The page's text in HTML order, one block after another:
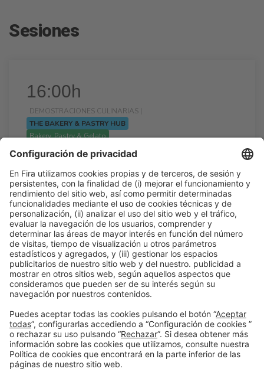
Sesiones
16:00h
DEMOSTRACIONES CULINARIAS |
THE BAKERY & PASTRY HUB
Bakery, Pastry & Gelato
Cacao de Primavera
Mié 25
16:00h - 16:40h
The Bakery & Pastry Hub
Acceso libre
Leer más